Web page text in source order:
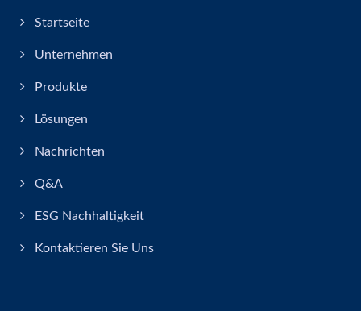
Startseite
Unternehmen
Produkte
Lösungen
Nachrichten
Q&A
ESG Nachhaltigkeit
Kontaktieren Sie Uns